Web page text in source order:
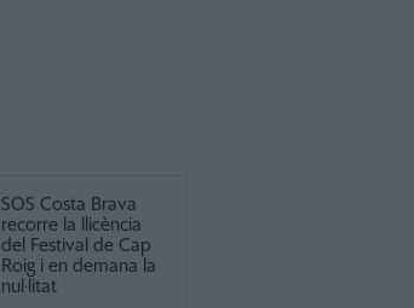
SOS Costa Brava
recorre la llicència
del Festival de Cap
Roig i en demana la
nul·litat